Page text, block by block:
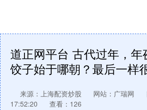
道正网平台 古代过年，年
饺子始于哪朝？最后一样
来源：上海配资炒股 网站：广瑞网
17:52:20
查看：126